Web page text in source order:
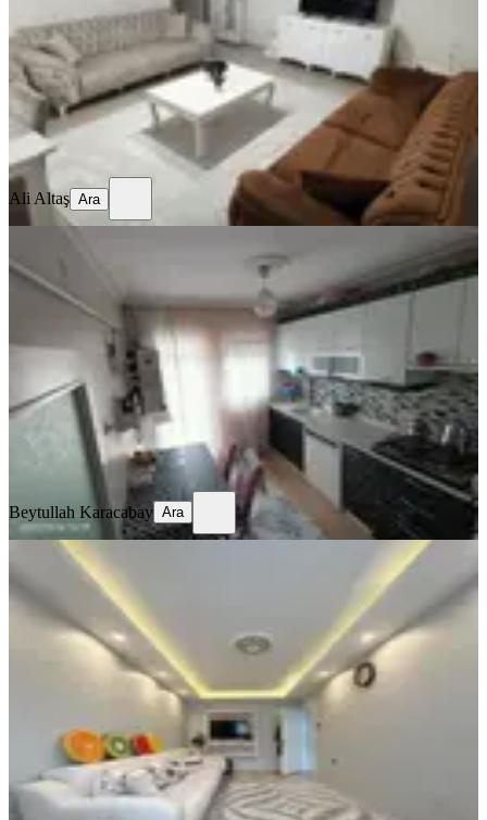
150 m²· 02.06.2026
5.250.000 ₺
Ali Altaş
Ara
Ali Altaş Ara
Sahibinden 3+1
Ankara, Sincan
3+1·115 m²·4. Kat·
3.150.000 ₺
Beytullah Karacabay
Beytullah Karacabay Ara
SİTE İÇİ
Sahibinden Satılıkfful Yapılı 4+1
Ankara, Mamak
4+1·165 m² ·01.06.2026
5.799.000 ₺Geri Dönüş: 15 yıl
Çağlar Güneş
Ara